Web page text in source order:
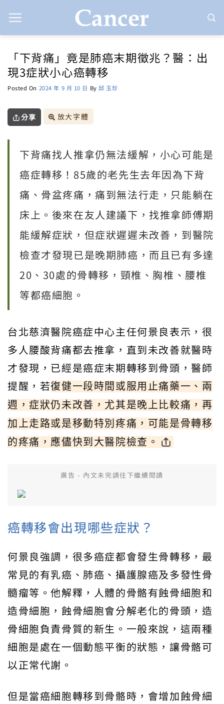
to
「下背痛」竟是肺癌末期徵兆？醫：出
現3症狀小心癌轉移
Posted On 2024 年 9 月 10 日 By 邱 玉珍
分享 放大字體
下背痛找人推拿仍無法緩解，小心可能是
癌症轉移！85歲的老先生去年因為下背
痛、骨盆疼痛，痛到無法行走，只能躺在
床上。後來在友人建議下，找推拿師傅期
能緩解症狀，但症狀遲遲未改善，到醫院
檢查才發現已是晚期肺癌，而且已有多達
20、30處的骨轉移，頸椎、胸椎、腰椎
等都癌細胞。
台北慈濟醫院癌症中心主任何景良表示，很
多人腰酸背痛都去推拿，直到未改善就醫時
才發現，已經是癌症末期轉移到骨頭，醫師
提醒，若復健一段時間或服用止痛藥一、兩
週，症狀仍未改善，尤其是晚上比較痛，再
加上走路或是移動特別疼痛，可能是骨轉移
的疼痛，應儘快到大醫院檢查。
廣告 - 內文未完請往下繼續閱讀
癌轉移會出現哪些症狀？
何景良強調，很多癌症都會發生骨轉移，最
常見的有乳癌、肺癌、攝護腺癌及多發性骨
髓瘤等。他解釋，人體的骨骼有蝕骨細胞和
造骨細胞，蝕骨細胞會分解老化的骨頭，造
骨細胞負責骨質的新生。一般來說，這兩種
細胞是處在一個動態平衡的狀態，讓骨骼可
以正常代謝。
但是當癌細胞轉移到骨骼時，會增加蝕骨細